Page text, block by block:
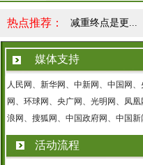
热点推荐：
健康共识，减重终点是更... |
媒体支持
人民网、新华网、中新网、中国网、
网、环球网、央广网、光明网、凤
浪网、搜狐网、中国政府网、中国新
活动流程